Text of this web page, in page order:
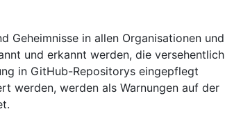
Geheimnisse in allen Organisationen und
und erkannt werden, die versehentlich
in GitHub-Repositorys eingepflegt
werden, werden als Warnungen auf der